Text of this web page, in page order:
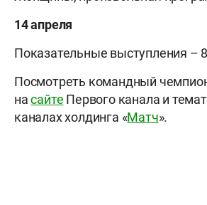
14 апреля
Показательные выступления –
Посмотреть командный
насайте Первого канала и
каналах холдинга «Матч».